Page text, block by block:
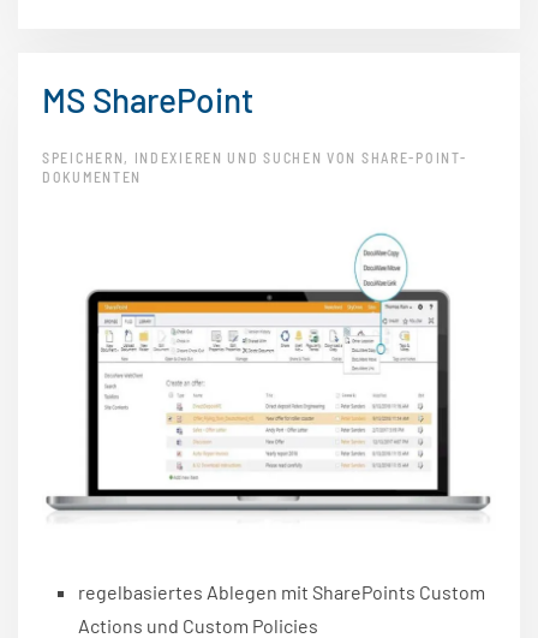
MS SharePoint
SPEICHERN, INDEXIEREN UND SUCHEN VON SHARE-POINT-
DOKUMENTEN
regelbasiertes Ablegen mit SharePoints Custom
Actions und Custom Policies